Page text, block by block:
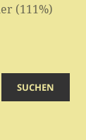
(111%)
SUCHEN